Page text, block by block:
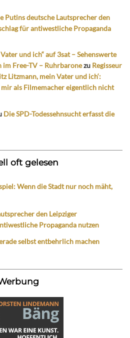
Putins deutsche Lautsprecher den
für antiwestliche Propaganda
und ich“ auf 3sat – Sehenswerte
im Free-TV – Ruhrbaronezu Regisseur
Litzmann, mein Vater und ich‘:
mir als Filmemacher eigentlich nicht
Die SPD-Todessehnsucht erfasst die
oft gelesen
Wenn die Stadt nur noch mäht,
den Leipziger
Propaganda nutzen
selbst entbehrlich machen